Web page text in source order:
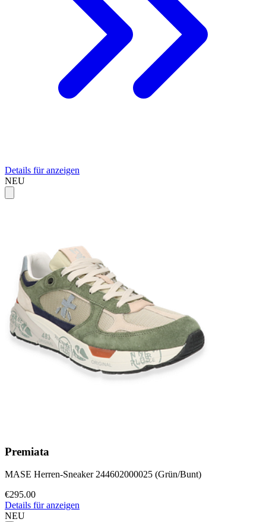
Details für anzeigen
NEU
Premiata
MASE Herren-Sneaker 244602000025 (Grün/Bunt)
€295.00
Details für anzeigen
NEU